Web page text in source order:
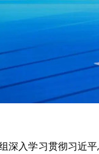
入学习贯彻习近平